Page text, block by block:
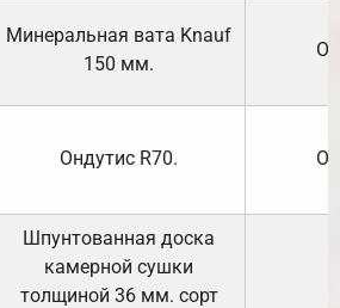
Минеральная вата Knauf
150 мм.
Ондутис R70.
Шпунтованная доска
камерной сушки
толщиной 36 мм. сорт